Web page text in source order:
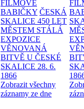
FILMOVÉ
BABIČKY ČESKÁ
SKALICE 450 LET
MĚSTEM STÁLÁ
EXPOZICE
VĚNOVANÁ
BITVĚ U ČESKÉ
SKALICE 28. 6.
1866
Zobrazit všechny
záznamy ze dne